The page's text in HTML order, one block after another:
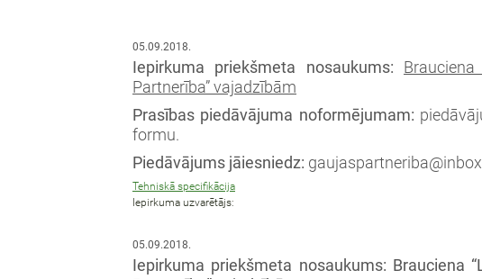
05.09.2018.
Iepirkuma priekšmeta nosaukums:
Partnerība” vajadzībām
Prasības piedāvājuma noformējumam:
formu.
Piedāvājums jāiesniedz:
Tehniskā specifikācija
Iepirkuma uzvarētājs:
05.09.2018.
Iepirkuma priekšmeta nosaukums: Brauciena